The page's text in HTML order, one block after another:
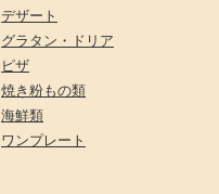
デザート
グラタン・ドリア
ピザ
焼き粉もの類
海鮮類
ワンプレート